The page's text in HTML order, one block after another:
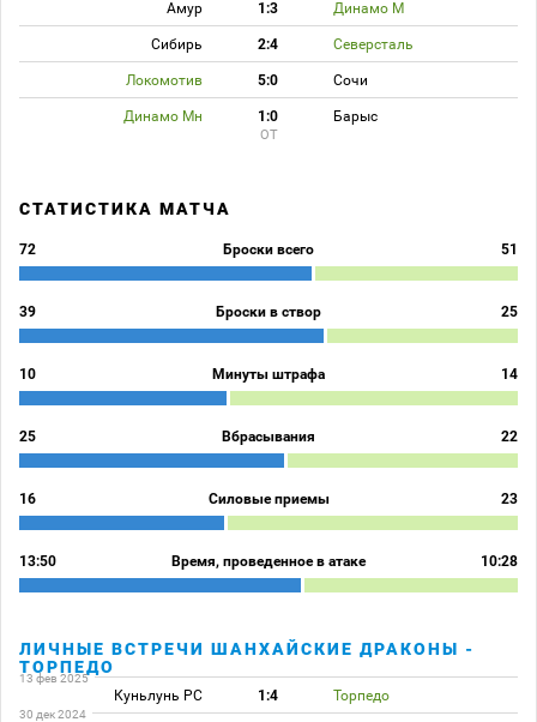
Амур 1:3 Динамо М
Сибирь 2:4 Северсталь
Локомотив 5:0 Сочи
Динамо Мн 1:0 Барыс
ОТ
СТАТИСТИКА МАТЧА
72 Броски всего 51
39 Броски в створ 25
10 Минуты штрафа 14
25 Вбрасывания 22
16 Силовые приемы 23
13:50 Время, проведенное в атаке 10:28
ЛИЧНЫЕ ВСТРЕЧИ ШАНХАЙСКИЕ ДРАКОНЫ -
ТОРПЕДО
13 фев 2025
Куньлунь РС 1:4 Торпедо
30 дек 2024